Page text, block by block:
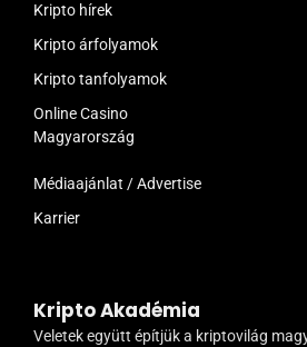
Kripto hírek
Kripto árfolyamok
Kripto tanfolyamok
Online Casino
Magyarország
Médiaajánlat / Advertise
Karrier
Kripto Akadémia
Veletek együtt építjük a kriptovilág